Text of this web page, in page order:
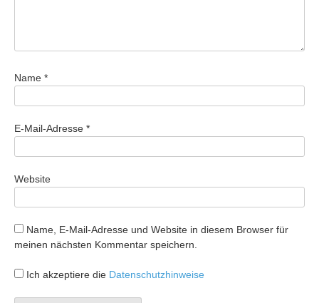
Name *
E-Mail-Adresse *
Website
Name, E-Mail-Adresse und Website in diesem Browser für
meinen nächsten Kommentar speichern.
Ich akzeptiere die Datenschutzhinweise